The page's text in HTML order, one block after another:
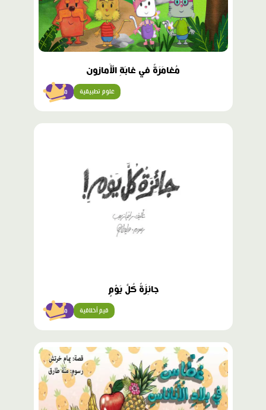
مُغامَرَةٌ في غابَةِ الْأَمازون
متقدّم علوم تطبيقية
جائِزَةٌ كُلَّ يَوْمٍ
متقدّم قيم أخلاقية